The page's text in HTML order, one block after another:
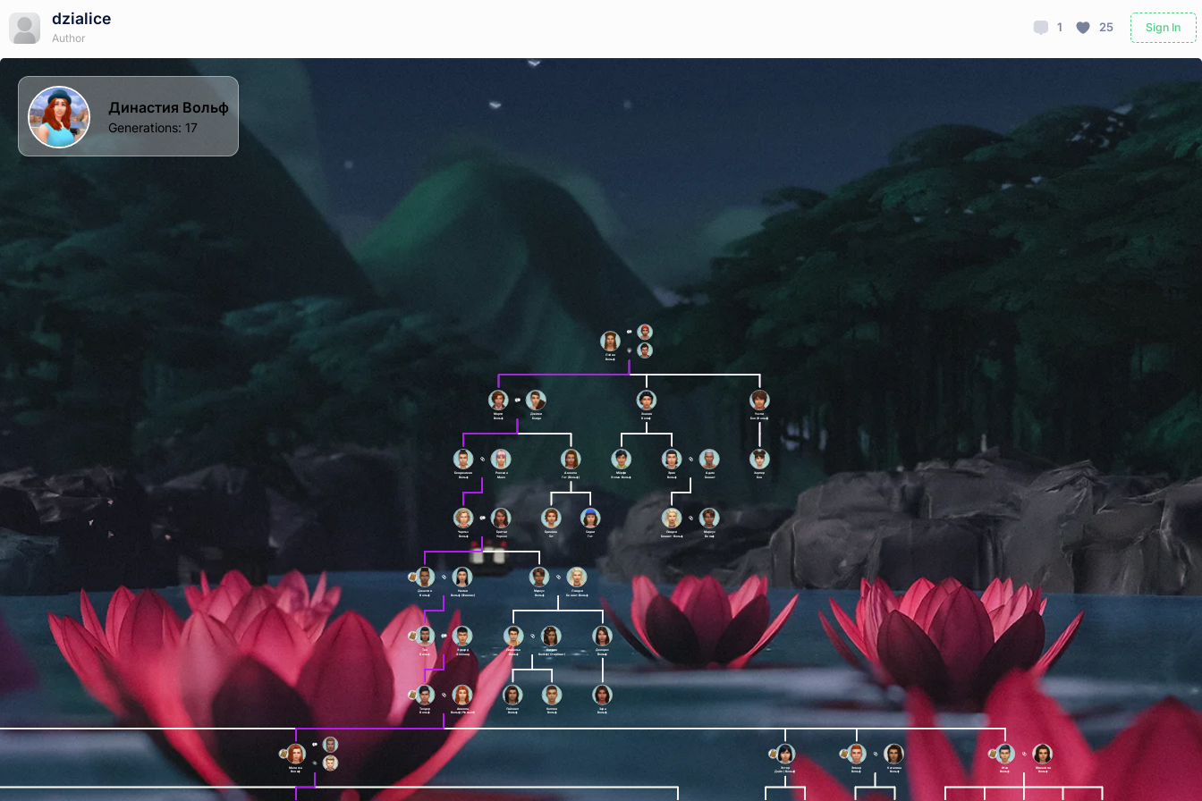
dzialice
Author
1 25 Sign In
Лэйна
Вольф
Марти
Вольф
Бенджамин
Вольф
Чарльз
Вольф
Джастин
Вольф
Теа
Вольф
Теодор
Вольф
Мелисса
Вольф
Эстер
Дойл (Вольф)
Элмер
Вольф
Итан
Вольф
Маркус
Вольф
Линкольн
Вольф
Лайонел
Вольф
Каллен
Вольф
Долорес
Вольф
Зара
Вольф
Анжела
Гот (Вольф)
Брианна
Гот
Сидни
Гот
Хоакин
Вольф
Мёрфи
Эспан-Вольф
Эрик
Вольф
Линдси
Беннет-Вольф
Уэсли
Бон (Вольф)
Харпер
Бон
Джеми
Бхида
Роксана
Манч
Бритни
Уорхол
Наоми
Вольф (Финлис)
Эдвард
Холланд
Анжела
Вольф (Pleasant)
Каталина
Вольф
Микаэлла
Вольф
Линдси
Беннет-Вольф
Кэтрин
Вольф (Стерлинг)
Адам
Беннет
Маркус
Вольф
Династия Вольф
Generations: 17